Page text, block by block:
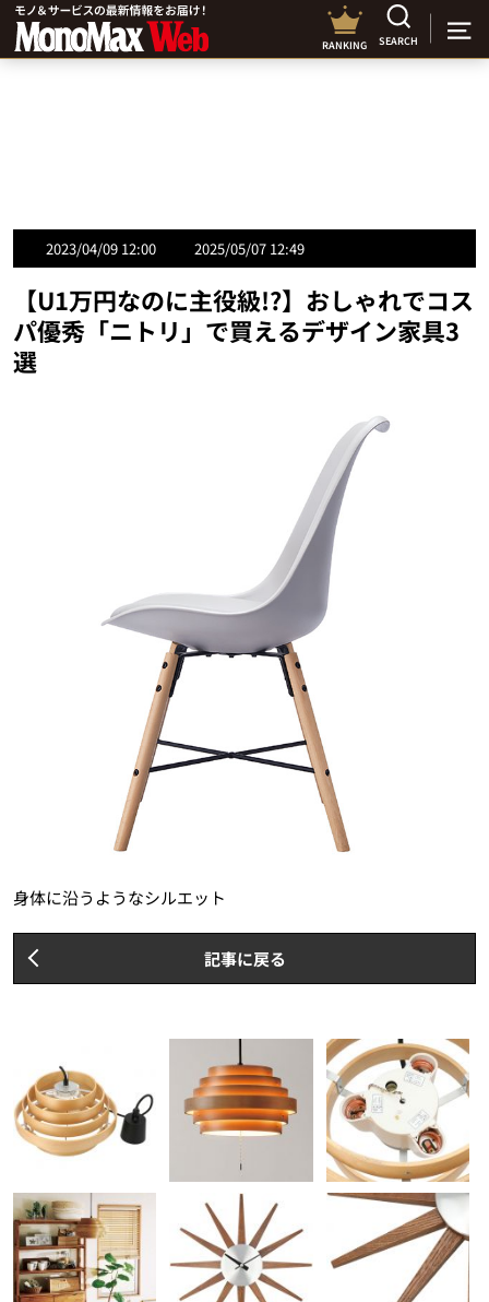
RANKING SEARCH
2023/04/09 12:00 2025/05/07 12:49
【U1万円なのに主役級!?】おしゃれでコス
パ優秀「ニトリ」で買えるデザイン家具3
選
身体に沿うようなシルエット
記事に戻る